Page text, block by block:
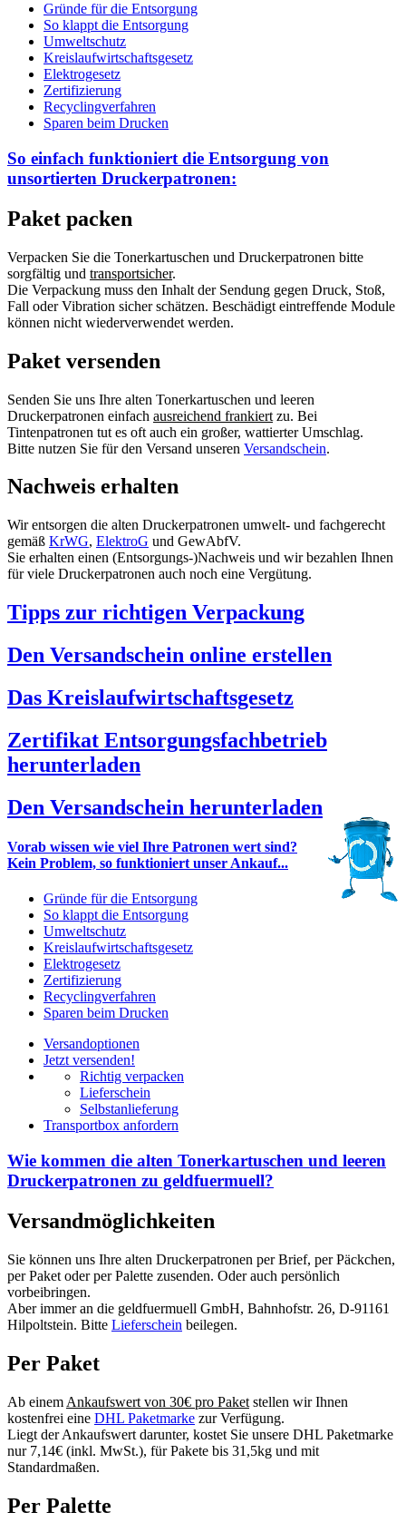
Gründe für die Entsorgung
So klappt die Entsorgung
Umweltschutz
Kreislaufwirtschaftsgesetz
Elektrogesetz
Zertifizierung
Recyclingverfahren
Sparen beim Drucken
So einfach funktioniert die Entsorgung von
unsortierten Druckerpatronen:
Paket packen
Verpacken Sie die Tonerkartuschen und Druckerpatronen bitte
sorgfältig und transportsicher.
Die Verpackung muss den Inhalt der Sendung gegen Druck, Stoß,
Fall oder Vibration sicher schätzen. Beschädigt eintreffende Module
können nicht wiederverwendet werden.
Paket versenden
Senden Sie uns Ihre alten Tonerkartuschen und leeren
Druckerpatronen einfach ausreichend frankiert zu. Bei
Tintenpatronen tut es oft auch ein großer, wattierter Umschlag.
Bitte nutzen Sie für den Versand unseren Versandschein.
Nachweis erhalten
Wir entsorgen die alten Druckerpatronen umwelt- und fachgerecht
gemäß KrWG, ElektroG und GewAbfV.
Sie erhalten einen (Entsorgungs-)Nachweis und wir bezahlen Ihnen
für viele Druckerpatronen auch noch eine Vergütung.
Tipps zur richtigen Verpackung
Den Versandschein online erstellen
Das Kreislaufwirtschaftsgesetz
Zertifikat Entsorgungsfachbetrieb
herunterladen
Den Versandschein herunterladen
Vorab wissen wie viel Ihre Patronen wert sind?
Kein Problem, so funktioniert unser Ankauf...
Gründe für die Entsorgung
So klappt die Entsorgung
Umweltschutz
Kreislaufwirtschaftsgesetz
Elektrogesetz
Zertifizierung
Recyclingverfahren
Sparen beim Drucken
Versandoptionen
Jetzt versenden!
Richtig verpacken
Lieferschein
Selbstanlieferung
Transportbox anfordern
Wie kommen die alten Tonerkartuschen und leeren
Druckerpatronen zu geldfuermuell?
Versandmöglichkeiten
Sie können uns Ihre alten Druckerpatronen per Brief, per Päckchen,
per Paket oder per Palette zusenden. Oder auch persönlich
vorbeibringen.
Aber immer an die geldfuermuell GmbH, Bahnhofstr. 26, D-91161
Hilpoltstein. Bitte Lieferschein beilegen.
Per Paket
Ab einem Ankaufswert von 30€ pro Paket stellen wir Ihnen
kostenfrei eine DHL Paketmarke zur Verfügung.
Liegt der Ankaufswert darunter, kostet Sie unsere DHL Paketmarke
nur 7,14€ (inkl. MwSt.), für Pakete bis 31,5kg und mit
Standardmaßen.
Per Palette